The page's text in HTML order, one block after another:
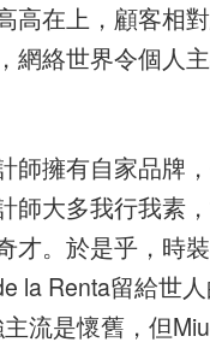
高在上，顧客相
網絡世界令個人
師擁有自家品牌
師大多我行我素
才。於是乎，時
la Renta留給世
流是懷舊，但